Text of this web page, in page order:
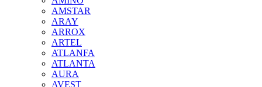
AMSTAR
ARAY
ARROX
ARTEL
ATLANFA
ATLANTA
AURA
AVEST